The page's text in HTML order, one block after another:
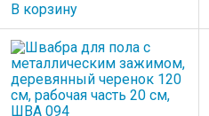
В корзину